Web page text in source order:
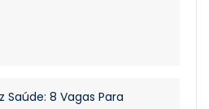
Saúde: 8 Vagas Para